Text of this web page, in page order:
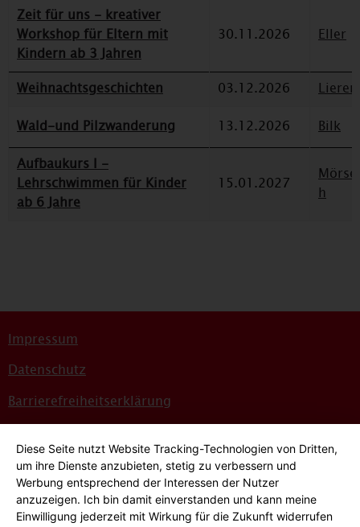
Zeit für uns - kreativer
Workshop für Eltern mit
Kindern ab 3 Jahren
30.11.2026 Eller
Weihnachtsgeschichten 03.12.2026
Wald-und Pilzwanderung
13.12.2026
Bilk
Aufbaukurs I -
Lehrschwimmen für Kinder
ab 6 Jahre
15.01.2027
h
Impressum
Datenschutz
Barrierefreiheitserklärung
Bildnachweise
Hinweisgeber*innensystem
Diese Seite nutzt Website Tracking-Technologien von Dritten,
um ihre Dienste anzubieten, stetig zu verbessern und
Werbung entsprechend der Interessen der Nutzer
anzuzeigen. Ich bin damit einverstanden und kann meine
Einwilligung jederzeit mit Wirkung für die Zukunft widerrufen